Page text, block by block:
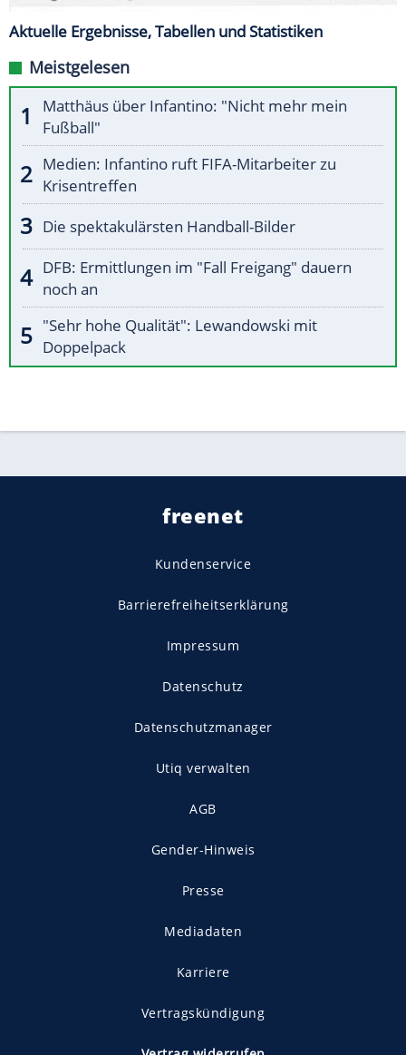
Aktuelle Ergebnisse, Tabellen und Statistiken
Meistgelesen
Matthäus über Infantino: "Nicht mehr mein
Fußball"
Medien: Infantino ruft FIFA-Mitarbeiter zu
Krisentreffen
Die spektakulärsten Handball-Bilder
DFB: Ermittlungen im "Fall Freigang" dauern
noch an
"Sehr hohe Qualität": Lewandowski mit
Doppelpack
freenet
Kundenservice
Barrierefreiheitserklärung
Impressum
Datenschutz
Datenschutzmanager
Utiq verwalten
AGB
Gender-Hinweis
Presse
Mediadaten
Karriere
Vertragskündigung